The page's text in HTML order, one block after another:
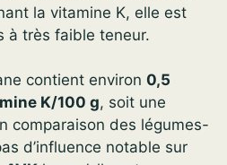
la vitamine K, elle est
à très faible teneur.
contient environ 0,5
K/100 g, soit une
comparaison des légumes-
d’influence notable sur